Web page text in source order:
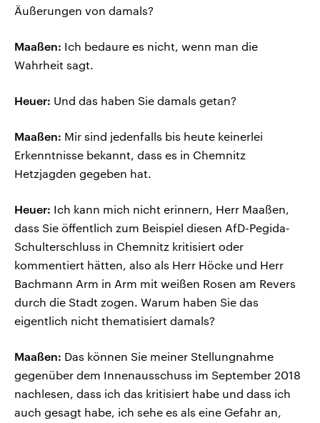
Äußerungen von damals?
Maaßen: Ich bedaure es nicht, wenn man die
Wahrheit sagt.
Heuer: Und das haben Sie damals getan?
Maaßen: Mir sind jedenfalls bis heute keinerlei
Erkenntnisse bekannt, dass es in Chemnitz
Hetzjagden gegeben hat.
Heuer: Ich kann mich nicht erinnern, Herr Maaßen,
dass Sie öffentlich zum Beispiel diesen AfD-Pegida-
Schulterschluss in Chemnitz kritisiert oder
kommentiert hätten, also als Herr Höcke und Herr
Bachmann Arm in Arm mit weißen Rosen am Revers
durch die Stadt zogen. Warum haben Sie das
eigentlich nicht thematisiert damals?
Maaßen: Das können Sie meiner Stellungnahme
gegenüber dem Innenausschuss im September 2018
nachlesen, dass ich das kritisiert habe und dass ich
auch gesagt habe, ich sehe es als eine Gefahr an,